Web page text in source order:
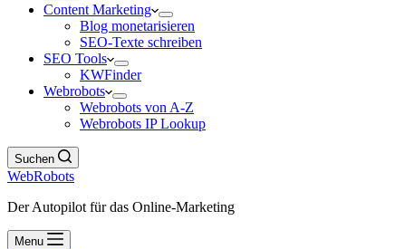
Content Marketing
Blog monetarisieren
SEO-Texte schreiben
SEO Tools
KWFinder
Webrobots
Webrobots von A-Z
Webrobots IP Lookup
Suchen
WebRobots
Der Autopilot für das Online-Marketing
Menu